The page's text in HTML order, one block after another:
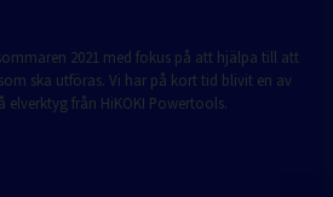
2021 med fokus på att hjälpa till att
ska utföras. Vi har på kort tid blivit en av
från HiKOKI Powertools.